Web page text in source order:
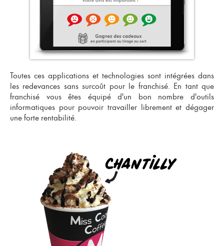
Toutes ces applications et technologies sont intégrées dans
les redevances sans surcoût pour le franchisé. En tant que
franchisé vous êtes équipé d'un bon nombre d'outils
informatiques pour pouvoir travailler librement et dégager
une forte rentabilité.